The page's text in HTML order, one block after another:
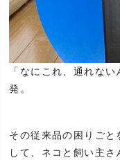
「なにこれ、通れな
発。
その従来品の困りご
して、ネコと飼い主